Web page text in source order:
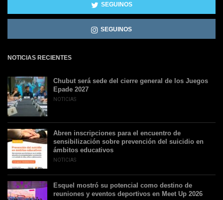
SEGUINOS
SEGUINOS
NOTICIAS RECIENTES
Chubut será sede del cierre general de los Juegos
Epade 2027
NOTICIAS
Abren inscripciones para el encuentro de
sensibilización sobre prevención del suicidio en
ámbitos educativos
NOTICIAS
Esquel mostró su potencial como destino de
reuniones y eventos deportivos en Meet Up 2026